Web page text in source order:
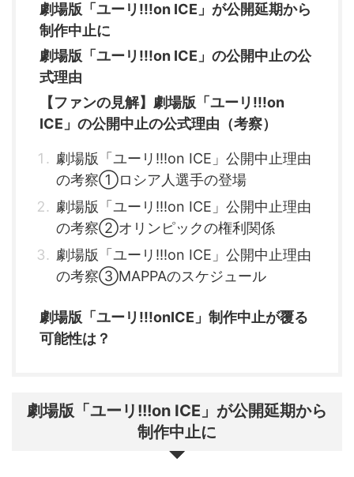
劇場版「ユーリ!!!on ICE」が公開延期から
制作中止に
劇場版「ユーリ!!!on ICE」の公開中止の公
式理由
【ファンの見解】劇場版「ユーリ!!!on
ICE」の公開中止の公式理由（考察）
劇場版「ユーリ!!!on ICE」公開中止理由
の考察①ロシア人選手の登場
劇場版「ユーリ!!!on ICE」公開中止理由
の考察②オリンピックの権利関係
劇場版「ユーリ!!!on ICE」公開中止理由
の考察③MAPPAのスケジュール
劇場版「ユーリ!!!onICE」制作中止が覆る
可能性は？
劇場版「ユーリ!!!on ICE」が公開延期から
制作中止に